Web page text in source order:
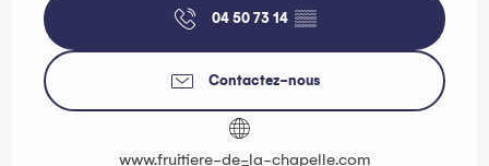
04 50 73 14 ▒▒
Contactez-nous
www.fruitiere-de-la-chapelle.com